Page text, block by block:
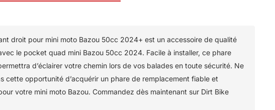
droit pour mini moto Bazou 50cc 2024+ est un accessoire de qualité
le pocket quad mini Bazou 50cc 2024. Facile à installer, ce phare
d’éclairer votre chemin lors de vos balades en toute sécurité. Ne
cette opportunité d’acquérir un phare de remplacement fiable et
votre mini moto Bazou. Commandez dès maintenant sur Dirt Bike